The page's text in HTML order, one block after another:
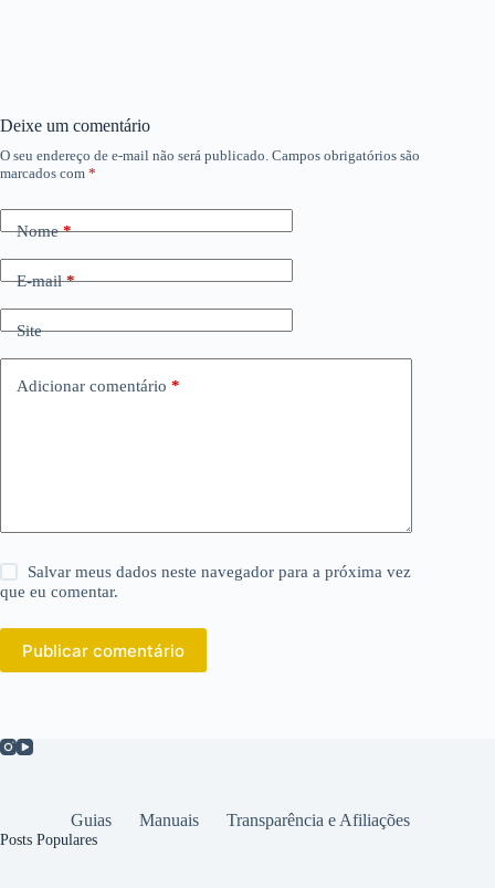
Deixe um comentário
O seu endereço de e-mail não será publicado. Campos obrigatórios são
marcados com *
Nome*
E-mail*
Site
Adicionar comentário *
Salvar meus dados neste navegador para a próxima vez
que eu comentar.
Publicar comentário
Guias Manuais Transparência e Afiliações
Posts Populares